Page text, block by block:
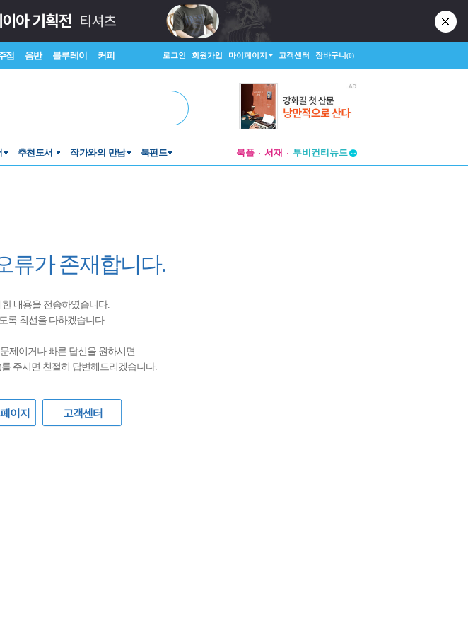
점 음반 블루레이 커피 로그인 회원가입 마이페이지 고객센터 장바구니(0)
추천도서 작가와의 만남 북펀드 북플 서재
투비컨티뉴드
류가 존재합니다.
내용을 전송하였습니다.
록 최선을 다하겠습니다.
제이거나 빠른 답신을 원하시면
주시면 친절히 답변해드리겠습니다.
이지 고객센터